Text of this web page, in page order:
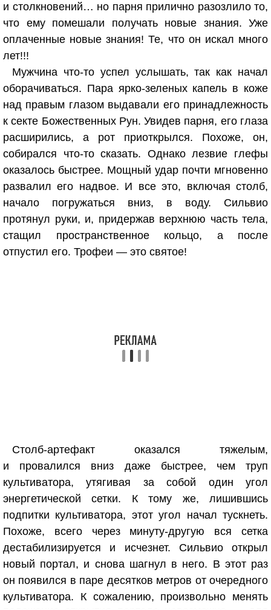
и столкновений… но парня прилично разозлило то,
что ему помешали получать новые знания. Уже
оплаченные новые знания! Те, что он искал много
лет!!!
Мужчина что-то успел услышать, так как начал
оборачиваться. Пара ярко-зеленых капель в коже
над правым глазом выдавали его принадлежность
к секте Божественных Рун. Увидев парня, его глаза
расширились, а рот приоткрылся. Похоже, он,
собирался что-то сказать. Однако лезвие глефы
оказалось быстрее. Мощный удар почти мгновенно
развалил его надвое. И все это, включая столб,
начало погружаться вниз, в воду. Сильвио
протянул руки, и, придержав верхнюю часть тела,
стащил пространственное кольцо, а после
отпустил его. Трофеи — это святое!
Столб-артефакт оказался тяжелым,
и провалился вниз даже быстрее, чем труп
культиватора, утягивая за собой один угол
энергетической сетки. К тому же, лишившись
подпитки культиватора, этот угол начал тускнеть.
Похоже, всего через минуту-другую вся сетка
дестабилизируется и исчезнет. Сильвио открыл
новый портал, и снова шагнул в него. В этот раз
он появился в паре десятков метров от очередного
культиватора. К сожалению, произвольно менять